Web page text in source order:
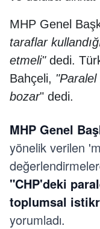
MHP Genel
taraflar
etmeli"dedi.
Bahçeli,
bozar" dedi.
MHP Genel
yönelik verilen
"CHP'deki
toplumsal
yorumladı.